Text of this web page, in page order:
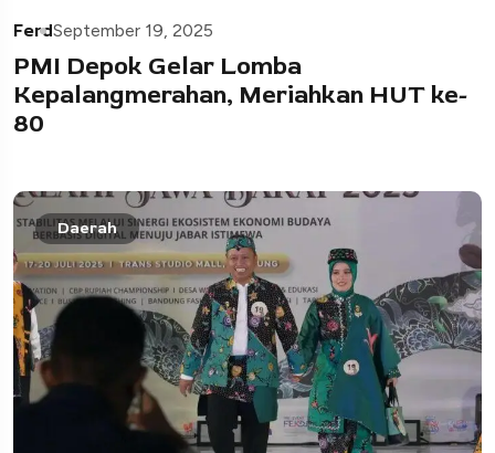
FerdSeptember 19, 2025
PMI Depok Gelar Lomba
Kepalangmerahan, Meriahkan HUT ke-
80
Daerah